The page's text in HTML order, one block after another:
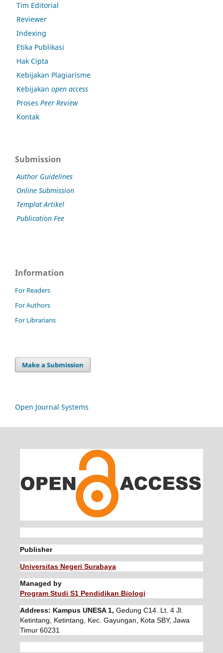
Tim Editorial
Reviewer
Indexing
Etika Publikasi
Hak Cipta
Kebijakan Plagiarisme
Kebijakan open access
Proses Peer Review
Kontak
Submission
Author Guidelines
Online Submission
Templat Artikel
Publication Fee
Information
For Readers
For Authors
For Librarians
Make a Submission
Open Journal Systems
Publisher
Universitas Negeri Surabaya
Managed by
Program Studi S1 Pendidikan Biologi
Address: Kampus UNESA 1, Gedung C14. Lt. 4 Jl.
Ketintang, Ketintang, Kec. Gayungan, Kota SBY, Jawa
Timur 60231